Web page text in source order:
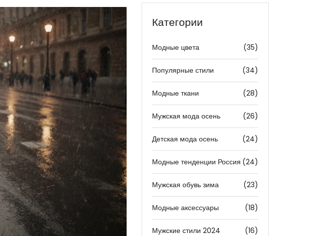
Категории
Модные цвета (35)
Популярные стили (34)
Модные ткани (28)
Мужская мода осень (26)
Детская мода осень (24)
Модные тенденции Россия (24)
Мужская обувь зима (23)
Модные аксессуары (18)
Мужские стили 2024 (16)